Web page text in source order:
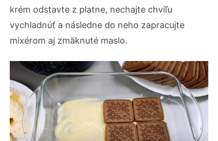
krém odstavte z platne, nechajte chvíľu
vychladnúť a následne do neho zapracujte
mixérom aj zmäknuté maslo.